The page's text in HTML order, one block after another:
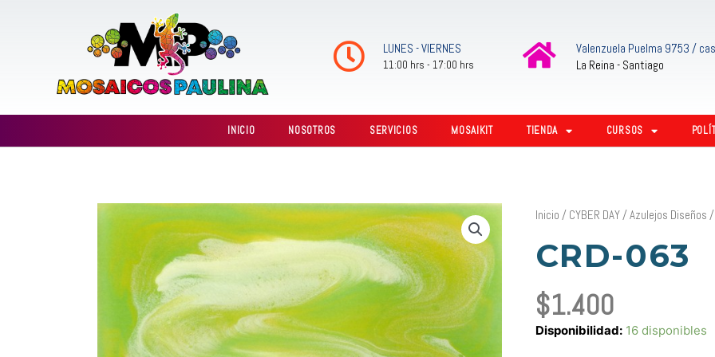
LUNES - VIERNES
11:00 hrs - 17:00 hrs
Valenzuela Puelma 9753 /
La Reina - Santiago
INICIO NOSOTROS SERVICIOS MOSAIKIT TIENDA CURSOS
Inicio / CYBER DAY/Azulejos Diseños /
CRD-063
$1.400
Disponibilidad: 16 disponibles
CRD-